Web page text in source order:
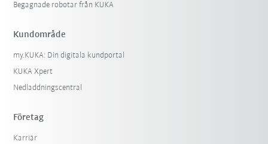
Begagnade robotar från KUKA
Kundområde
my.KUKA: Din digitala kundportal
KUKA Xpert
Nedladdningscentral
Företag
Karriär